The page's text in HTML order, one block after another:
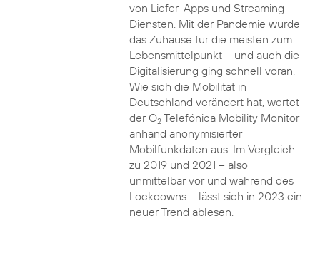
von Liefer-Apps und Streaming-
Diensten. Mit der Pandemie wurde
das Zuhause für die meisten zum
Lebensmittelpunkt – und auch die
Digitalisierung ging schnell voran.
Wie sich die Mobilität in
Deutschland verändert hat, wertet
der O2Telefónica Mobility Monitor
anhand anonymisierter
Mobilfunkdaten aus. Im Vergleich
zu 2019 und 2021 – also
unmittelbar vor und während des
Lockdowns – lässt sich in 2023 ein
neuer Trend ablesen.